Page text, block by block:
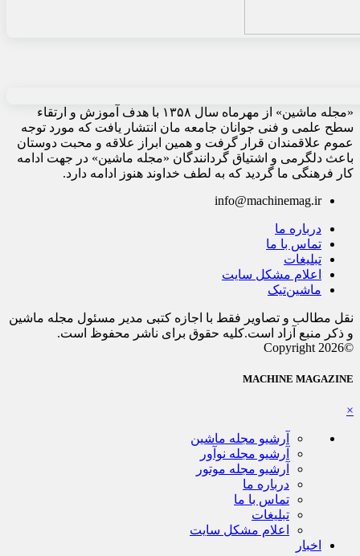
«مجله ماشین» از مهرماه سال ۱۳۵۸ با هدف آموزش و ارتقاء
سطح علمی و فنی جوانان جامعه مان انتشار یافت که مورد توجه
عموم علاقمندان قرار گرفت و همین ابراز علاقه و محبت دوستان
باعث دلگرمی و اشتیاق گردانندگان «مجله ماشین» در جهت ادامه
کار فرهنگی ما گردید که به لطف خداوند هنوز ادامه دارد.
info@machinemag.ir
درباره ما
تماس با ما
تبلیغات
اعلام مشکل سایت
ماشین‌تیک
نقل مطالب و تصاویر فقط با اجازه کتبی مدیر مسئول مجله ماشین
و ذکر منبع آزاد است.کلیه حقوق برای ناشر محفوظ است.
©Copyright 2026
MACHINE MAGAZINE
×
آرشیو مجله ماشین
آرشیو مجله نوآور
آرشیو مجله موتور
درباره ما
تماس با ما
تبلیغات
اعلام مشکل سایت
اخبار